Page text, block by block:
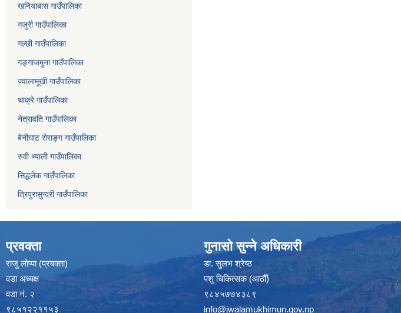
खनियाबास गाउँपालिका
गजुरी गाउँपालिका
गल्छी गाउँपालिका
गङ्गाजमुना गाउँपालिका
ज्वालामूखी गाउँपालिका
थाक्रे गाउँपालिका
नेत्रावति गाउँपालिका
बेनीघाट रोराङ्ग गाउँपालिका
रुवी भ्याली गाउँपालिका
सिद्धलेक गाउँपालिका
त्रिपुरासुन्दरी गाउँपालिका
प्रवक्ता
राजु लोप्पा (प्रबक्ता)
वडा अध्यक्ष
वडा नं. २
९८५१२२११५३
गुनासो सुन्ने अधिकारी
डा. सुलभ श्रेष्ठ
पशु चिकित्सक (आठौँ)
९८४५७७४३८९
info@jwalamukhimun.gov.np